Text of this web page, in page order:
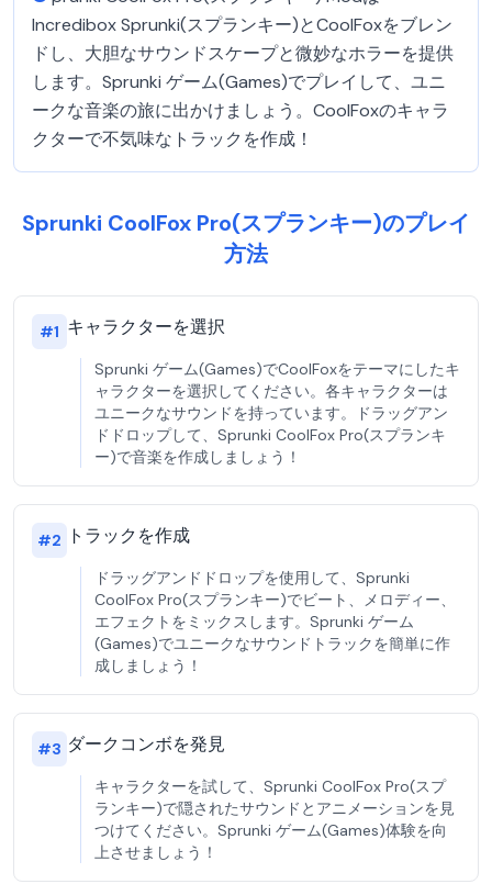
Incredibox Sprunki(スプランキー)とCoolFoxをブレン
ドし、大胆なサウンドスケープと微妙なホラーを提供
します。Sprunki ゲーム(Games)でプレイして、ユニ
ークな音楽の旅に出かけましょう。CoolFoxのキャラ
クターで不気味なトラックを作成！
Sprunki CoolFox Pro(スプランキー)のプレイ
方法
#1 キャラクターを選択
Sprunki ゲーム(Games)でCoolFoxをテーマにしたキ
ャラクターを選択してください。各キャラクターは
ユニークなサウンドを持っています。ドラッグアン
ドドロップして、Sprunki CoolFox Pro(スプランキ
ー)で音楽を作成しましょう！
#2 トラックを作成
ドラッグアンドドロップを使用して、Sprunki
CoolFox Pro(スプランキー)でビート、メロディー、
エフェクトをミックスします。Sprunki ゲーム
(Games)でユニークなサウンドトラックを簡単に作
成しましょう！
#3 ダークコンボを発見
キャラクターを試して、Sprunki CoolFox Pro(スプ
ランキー)で隠されたサウンドとアニメーションを見
つけてください。Sprunki ゲーム(Games)体験を向
上させましょう！